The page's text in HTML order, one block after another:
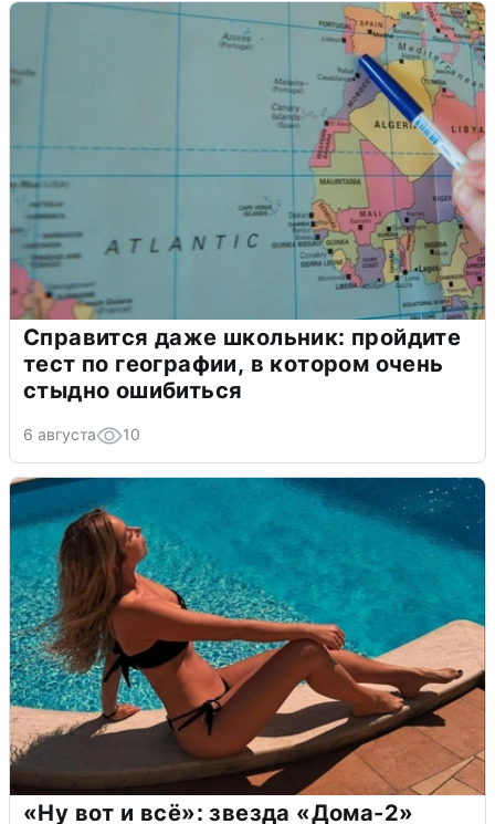
Справится даже школьник: пройдите
тест по географии, в котором очень
стыдно ошибиться
6 августа 10
«Ну вот и всё»: звезда «Дома-2»